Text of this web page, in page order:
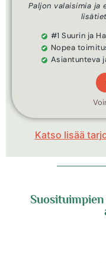
Paljon valaisimia ja
#1 Suurin ja
Nopea
Asiantunteva
Katso lisää